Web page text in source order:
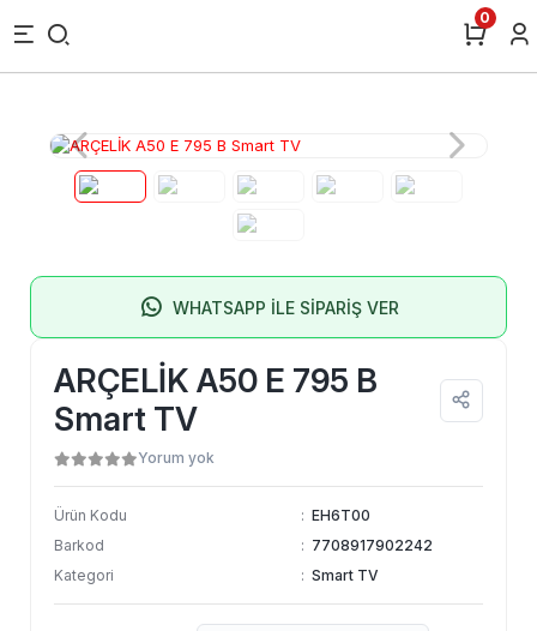
0
WHATSAPP İLE SİPARİŞ VER
ARÇELİK A50 E 795 B
Smart TV
Yorum yok
Ürün Kodu : EH6T00
Barkod
: 7708917902242
Kategori
: Smart TV